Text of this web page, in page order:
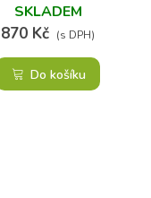
SKLADEM
870 Kč (s DPH)
Do košíku